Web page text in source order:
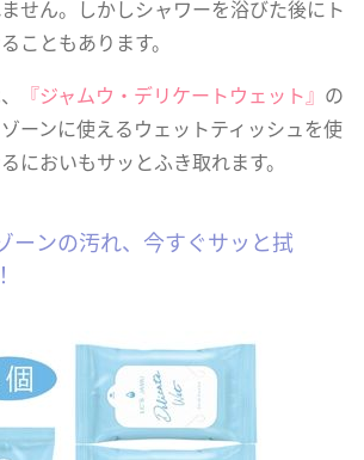
せん。しかしシャワーを浴びた後にト
こともあります。
『ジャムウ・デリケートウェット』 の
ーンに使えるウェットティッシュを使
においもサッとふき取れます。
ーンの汚れ、今すぐサッと拭